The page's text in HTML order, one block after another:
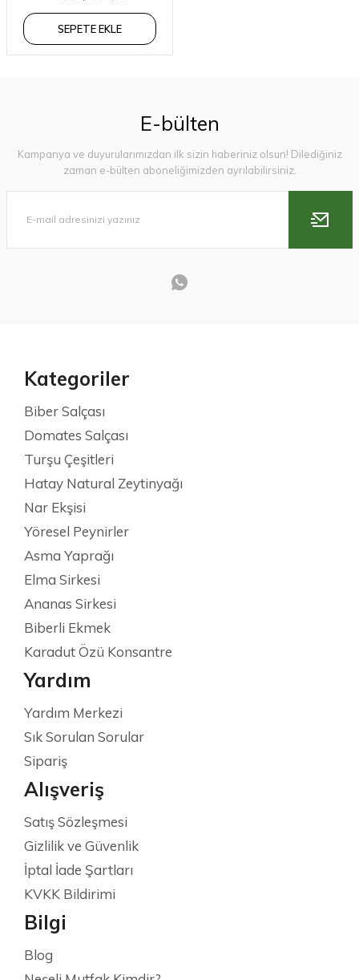
SEPETE EKLE
E-bülten
Kampanya ve duyurularımızdan ilk sizin haberiniz olsun! Dilediğiniz
zaman e-bülten aboneliğimizden ayrılabilirsiniz.
Kategoriler
Biber Salçası
Domates Salçası
Turşu Çeşitleri
Hatay Natural Zeytinyağı
Nar Ekşisi
Yöresel Peynirler
Asma Yaprağı
Elma Sirkesi
Ananas Sirkesi
Biberli Ekmek
Karadut Özü Konsantre
Yardım
Yardım Merkezi
Sık Sorulan Sorular
Sipariş
Alışveriş
Satış Sözleşmesi
Gizlilik ve Güvenlik
İptal İade Şartları
KVKK Bildirimi
Bilgi
Blog